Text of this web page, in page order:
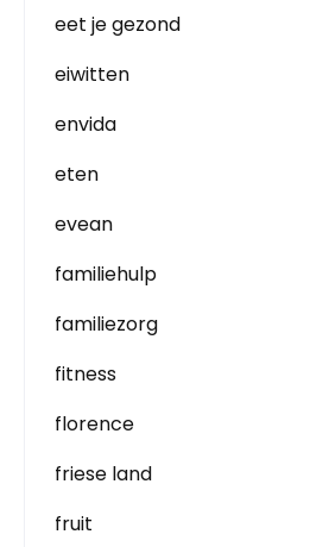
eet je gezond
eiwitten
envida
eten
evean
familiehulp
familiezorg
fitness
florence
friese land
fruit